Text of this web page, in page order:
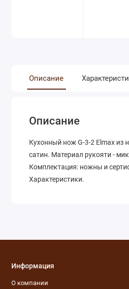
Описание
Описание
Кухонный нож G-3-2 Elmax из
сатин. Материал рукояти -
Комплектация: ножны и
Характеристики.
Информация
О компании